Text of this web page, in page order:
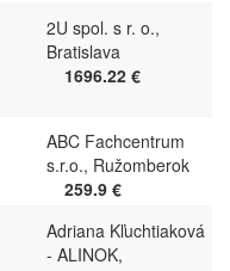
2U spol. s r. o.,
Bratislava
1696.22 €
ABC Fachcentrum
s.r.o., Ružomberok
259.9 €
Adriana Kľuchtiaková
- ALINOK,